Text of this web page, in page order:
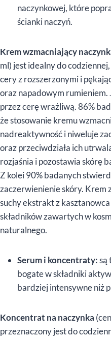
naczynkowej, które
ścianki naczyń.
Krem wzmacniający
ml) jest idealny do
cery z rozszerzonymi i
oraz napadowym
przez cerę wrażliwą. 86%
że stosowanie kremu
nadreaktywność i niweluje
oraz przeciwdziała ich
rozjaśnia i pozostawia skórę
Z kolei 90% badanych
zaczerwienienie skóry. Krem
suchy ekstrakt z
składników zawartych w
naturalnego.
Serum i koncentraty:są
bogate w składniki
bardziej intensywne niż
Koncentrat na naczynka
przeznaczony jest do